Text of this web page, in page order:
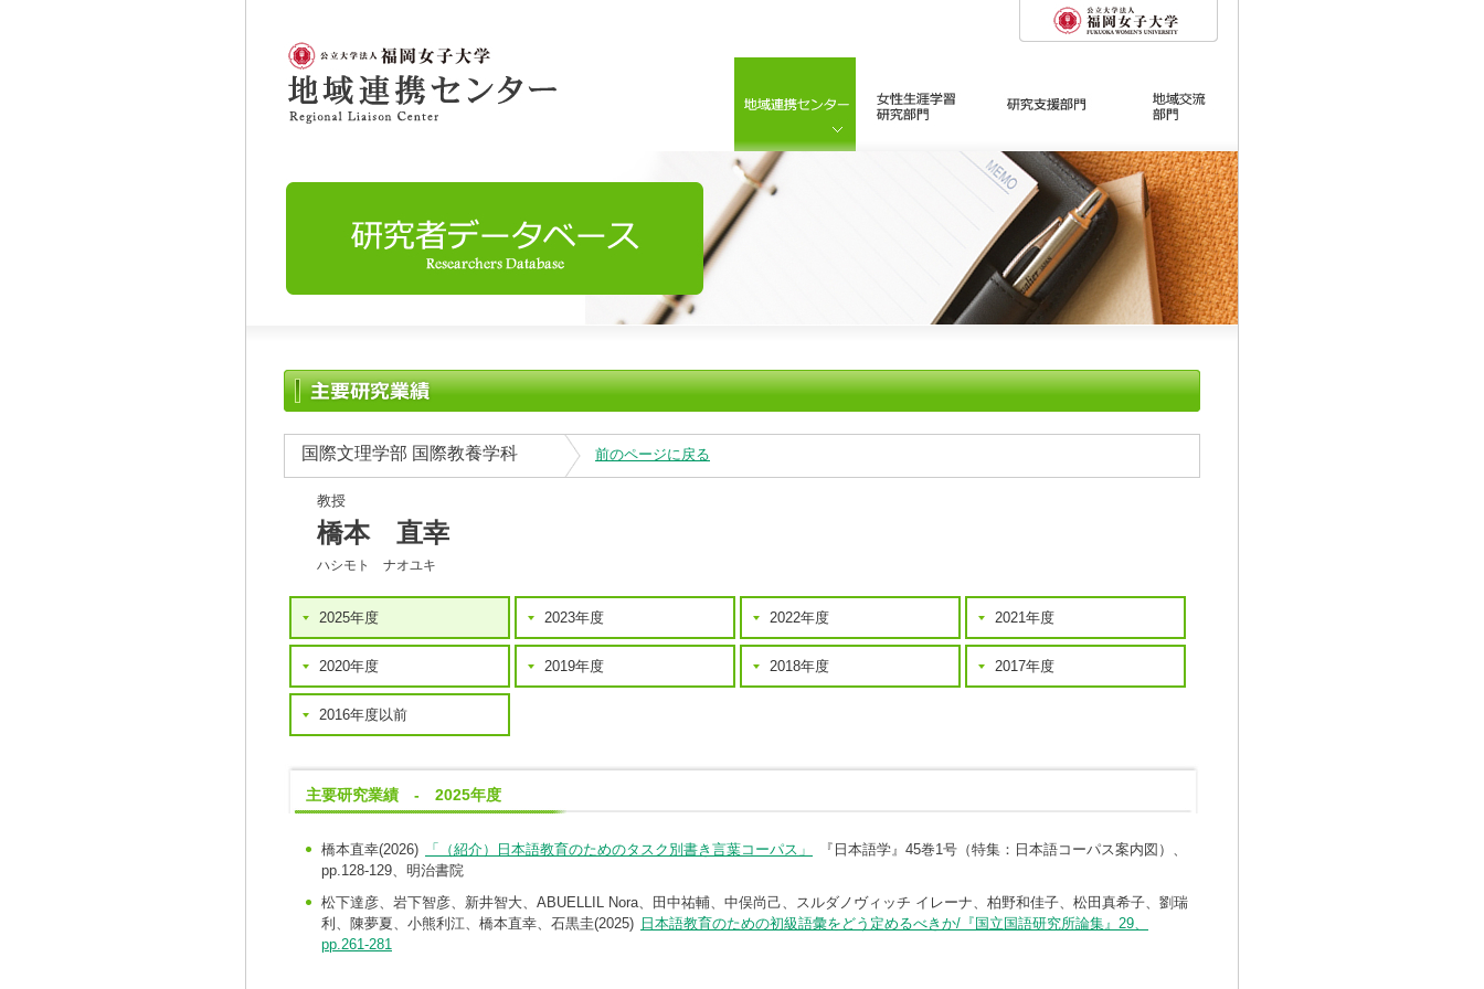
国際文理学部 国際教養学科 前のページに戻る
教授
橋本 直幸
ハシモト ナオユキ
2025年度 2023年度 2022年度 2021年度
2020年度 2019年度 2018年度 2017年度
2016年度以前
主要研究業績 - 2025年度
橋本直幸(2026) 「（紹介）日本語教育のためのタスク別書き言葉コーパス」
『日本語学』45巻1号（特集：日本語コーパス案内図）、
pp.128-129、明治書院
松下達彦、岩下智彦、新井智大、ABUELLIL Nora、田中祐輔、中俣尚己、スルダノヴィッチ イレーナ、柏野和佳子、松田真希子、劉瑞
利、陳夢夏、小熊利江、橋本直幸、石黒圭(2025) 日本語教育のための初級語彙をどう定めるべきか/『国立国語研究所論集』29、
pp.261-281